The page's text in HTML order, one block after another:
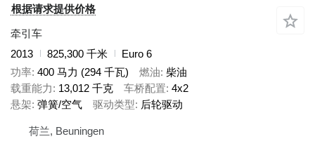
根据请求提供价格
牵引车
2013
825,300 千米
Euro 6
功率 400 马力 (294 千瓦) 燃油 柴油
载重能力
13,012 千克 车桥配置 4x2
悬架 弹簧/空气 驱动类型 后轮驱动
荷兰, Beuningen